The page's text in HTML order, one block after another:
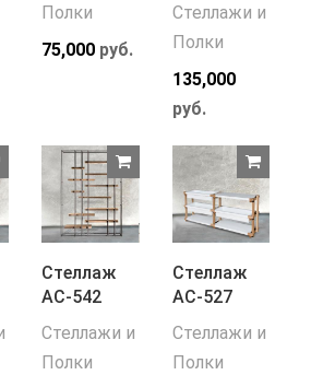
Полки
75,000 руб.
Стеллажи и
Полки
135,000
руб.
Стеллаж
АС-542
Стеллажи и
Полки
Стеллаж
АС-527
Стеллажи и
Полки